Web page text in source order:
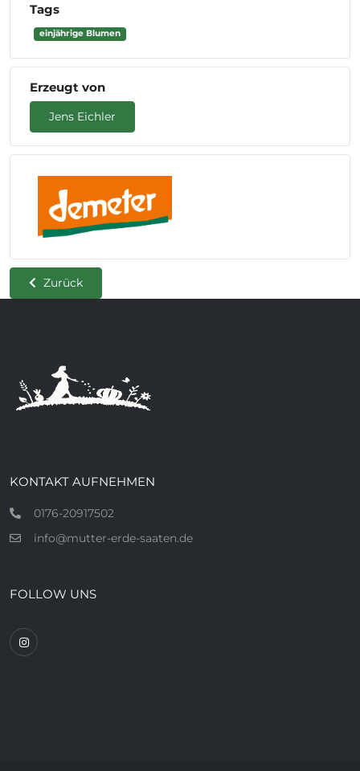
Tags
einjährige Blumen
Erzeugt von
Jens Eichler
Zurück
KONTAKT AUFNEHMEN
0176-20917502
info@mutter-erde-saaten.de
FOLLOW UNS